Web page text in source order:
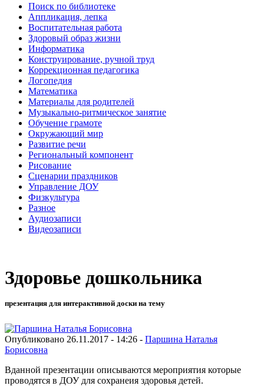
Поиск по библиотеке
Аппликация, лепка
Воспитательная работа
Здоровый образ жизни
Информатика
Конструирование, ручной труд
Коррекционная педагогика
Логопедия
Математика
Материалы для родителей
Музыкально-ритмическое занятие
Обучение грамоте
Окружающий мир
Развитие речи
Региональный компонент
Рисование
Сценарии праздников
Управление ДОУ
Физкультура
Разное
Аудиозаписи
Видеозаписи
Здоровье дошкольника
презентация для интерактивной доски на тему
Опубликовано 26.11.2017 - 14:26 - Паршина Наталья
Борисовна
Вданной презентации описываются мероприятия которые
проводятся в ДОУ для сохранеия здоровья детей.